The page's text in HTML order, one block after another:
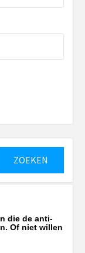
die de anti-
Of niet willen